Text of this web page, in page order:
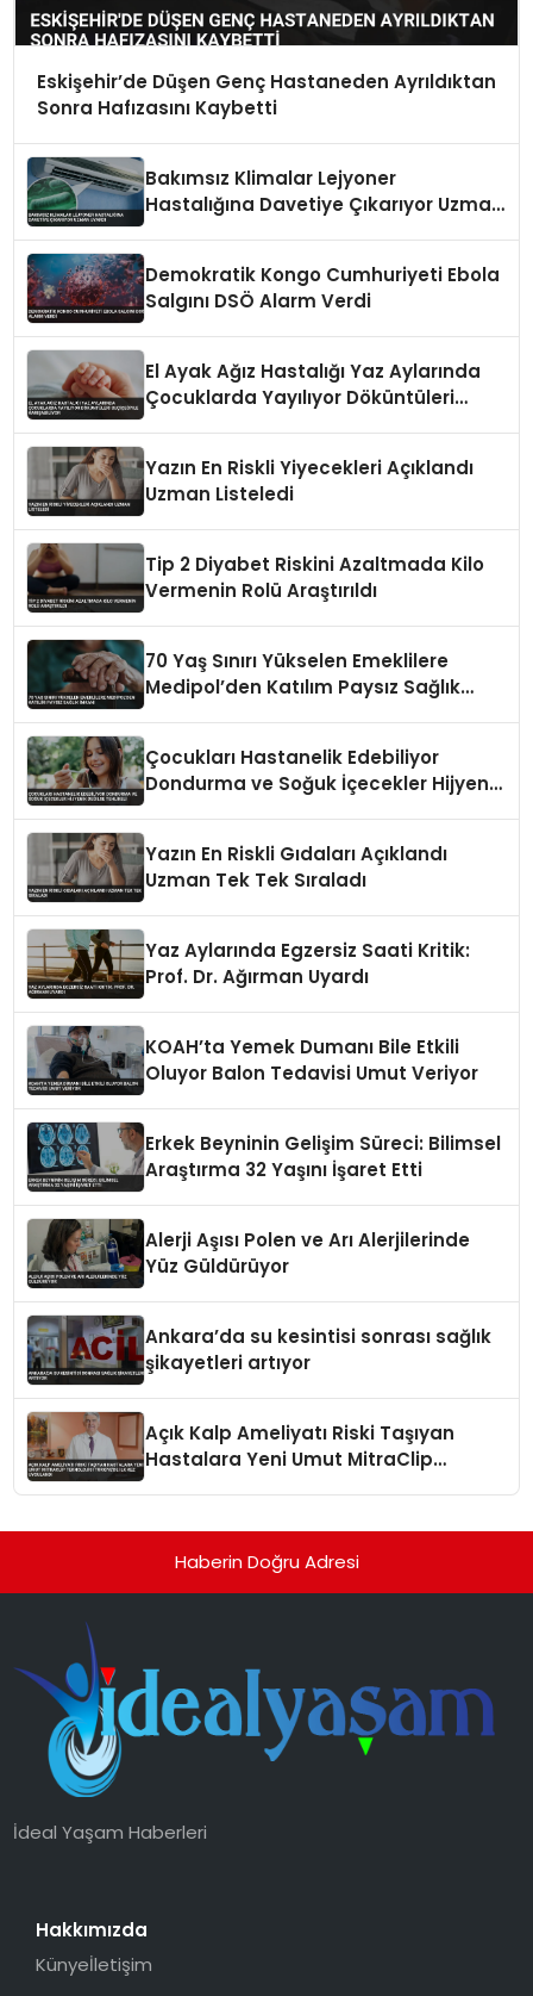
Eskişehir’de Düşen Genç Hastaneden Ayrıldıktan
Sonra Hafızasını Kaybetti
Bakımsız Klimalar Lejyoner
Hastalığına Davetiye Çıkarıyor Uzman
Demokratik Kongo Cumhuriyeti Ebola
Salgını DSÖ Alarm Verdi
El Ayak Ağız Hastalığı Yaz Aylarında
Çocuklarda Yayılıyor Döküntüleri
Yazın En Riskli Yiyecekleri Açıklandı
Uzman Listeledi
Tip 2 Diyabet Riskini Azaltmada Kilo
Vermenin Rolü Araştırıldı
70 Yaş Sınırı Yükselen Emeklilere
Medipol’den Katılım Paysız Sağlık
Çocukları Hastanelik Edebiliyor
Dondurma ve Soğuk İçecekler Hijyenik
Yazın En Riskli Gıdaları Açıklandı
Uzman Tek Tek Sıraladı
Yaz Aylarında Egzersiz Saati Kritik:
Prof. Dr. Ağırman Uyardı
KOAH’ta Yemek Dumanı Bile Etkili
Oluyor Balon Tedavisi Umut Veriyor
Erkek Beyninin Gelişim Süreci: Bilimsel
Araştırma 32 Yaşını İşaret Etti
Alerji Aşısı Polen ve Arı Alerjilerinde
Yüz Güldürüyor
Ankara’da su kesintisi sonrası sağlık
şikayetleri artıyor
Açık Kalp Ameliyatı Riski Taşıyan
Hastalara Yeni Umut MitraClip
Haberin Doğru Adresi
İdeal Yaşam Haberleri
Hakkımızda
Künyeİletişim